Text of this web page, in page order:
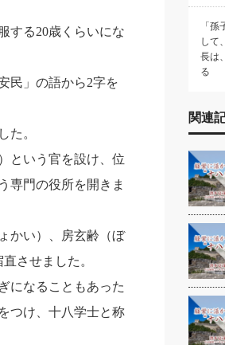
する20歳くらいにな
民」の語から2字を
た。
という官を設け、位
専門の役所を開きま
かい）、房玄齢（ぼ
させました。
になることもあった
つけ、十八学士と称
「
して
長は
る
関連